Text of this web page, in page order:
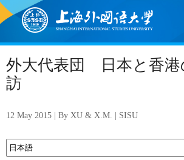
外大代表団 日本と香港
訪
12 May 2015 | By XU & X.M. | SISU